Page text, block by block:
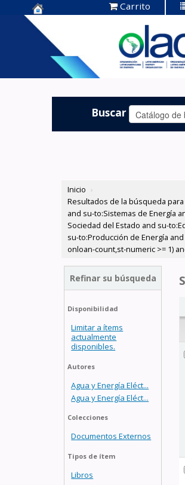
Centro de
Documentación
OLADE -
Carrito
Buscar
Inicio ›
Resultados de la búsqueda para
and su-to:Sistemas de Energía
Sociedad del Estado and su-
su-to:Producción de Energía
onloan-count,st-numeric >= 1)
Refinar su búsqueda
Disponibilidad
Limitar a ítems
actualmente
disponibles.
Autores
Agua y Energía Eléct...
Agua y Energía Eléct...
Colecciones
Documentos Externos
Tipos de ítem
Libros